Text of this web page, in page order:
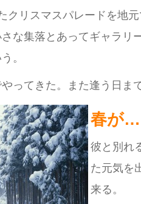
クリスマスパレードを地
な集落とあってギャラリ
。
ってきた。また逢う日ま
春が
彼と別れ
た元気を
来る。